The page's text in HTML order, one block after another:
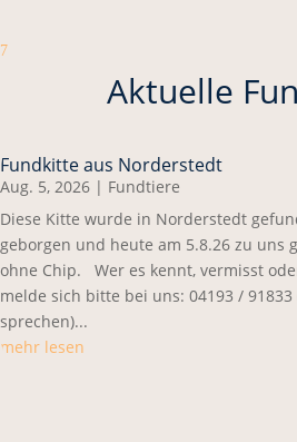
7
Aktuelle
Fundkitte aus Norderstedt
Aug. 5, 2026 | Fundtiere
Diese Kitte wurde in Norderstedt
geborgen und heute am 5.8.26 zu uns
ohne Chip. Wer es kennt, vermisst
melde sich bitte bei uns: 04193 /
sprechen)...
mehr lesen